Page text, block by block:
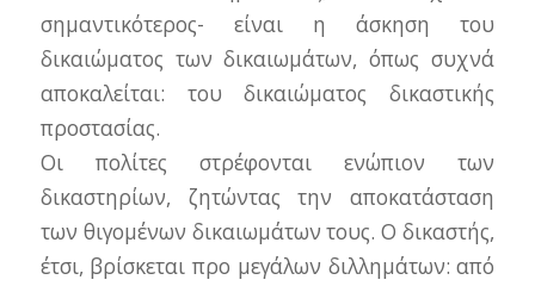
σημαντικότερος- είναι η άσκηση του
δικαιώματος των δικαιωμάτων, όπως συχνά
αποκαλείται: του δικαιώματος δικαστικής
προστασίας.
Οι πολίτες στρέφονται ενώπιον των
δικαστηρίων, ζητώντας την αποκατάσταση
των θιγομένων δικαιωμάτων τους. Ο δικαστής,
έτσι, βρίσκεται προ μεγάλων διλλημάτων: από